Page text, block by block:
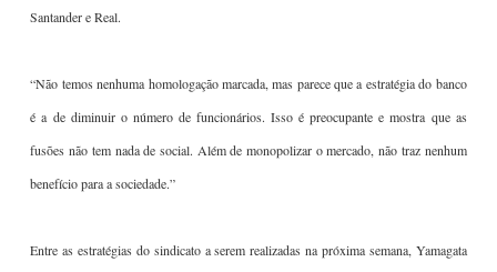
Santander e Real.
“Não temos nenhuma homologação marcada, mas parece que a estratégia do banco
é a de diminuir o número de funcionários. Isso é preocupante e mostra que as
fusões não tem nada de social. Além de monopolizar o mercado, não traz nenhum
benefício para a sociedade.”
Entre as estratégias do sindicato a serem realizadas na próxima semana, Yamagata